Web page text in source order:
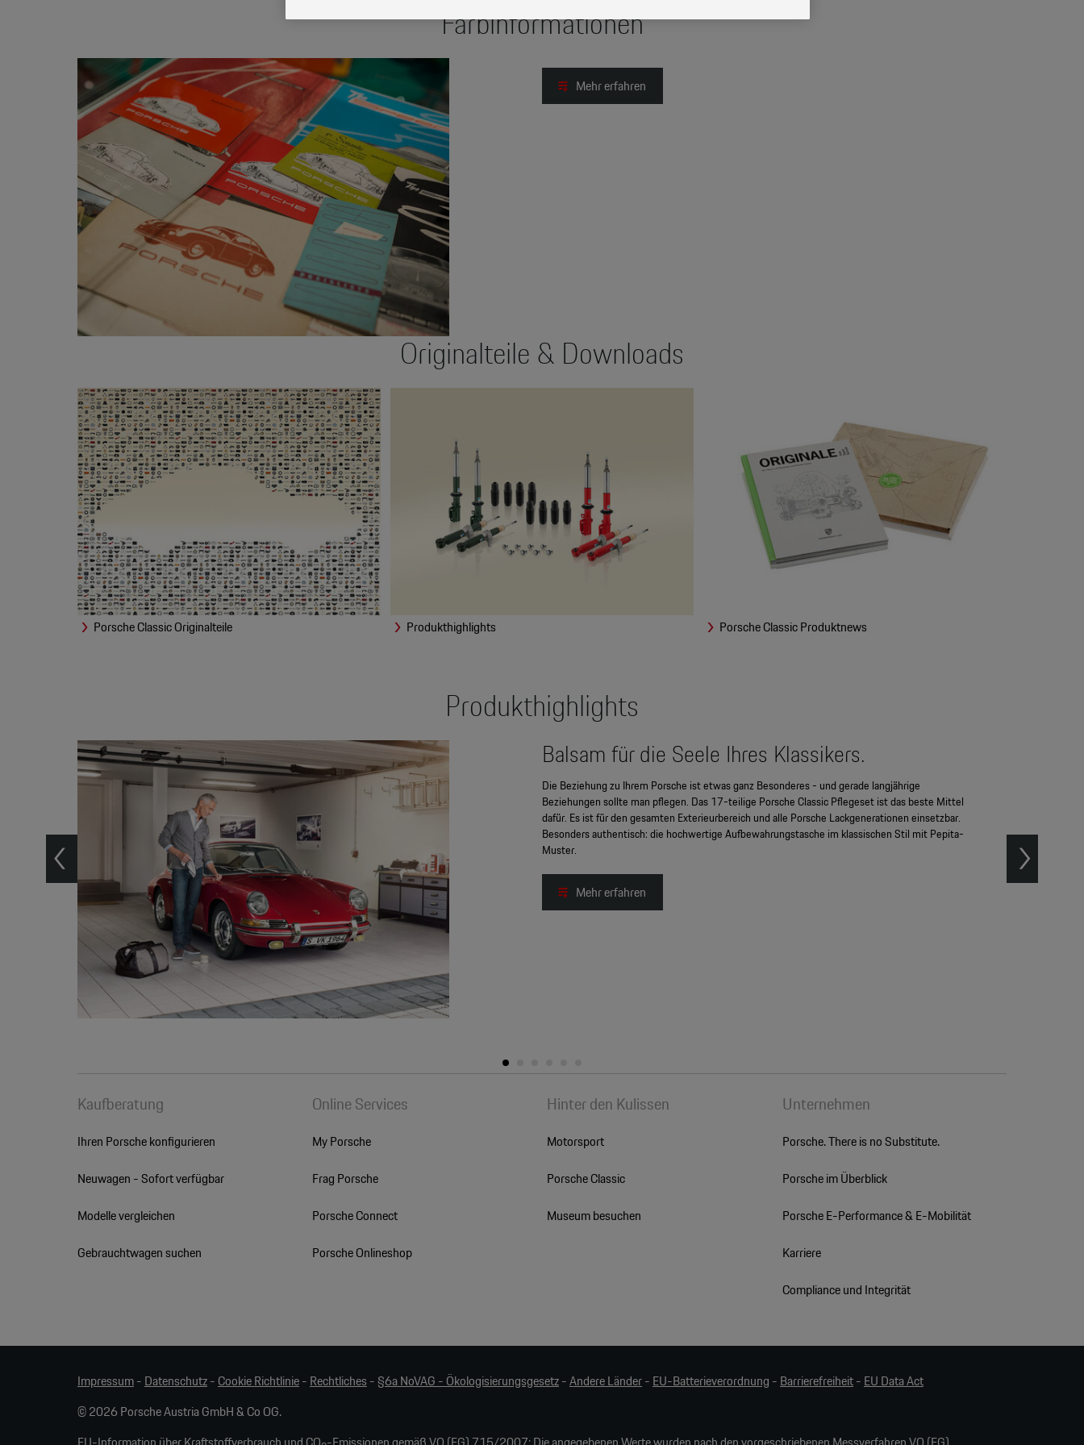
Farbinformationen
Mehr erfahren
Originalteile & Downloads
Porsche Classic Originalteile Produkthighlights Porsche Classic Produktnews
Produkthighlights
Balsam für die Seele Ihres Klassikers.
Die Beziehung zu Ihrem Porsche ist etwas ganz Besonderes - und gerade langjährige
Beziehungen sollte man pflegen. Das 17-teilige Porsche Classic Pflegeset ist das beste Mittel
dafür. Es ist für den gesamten Exterieurbereich und alle Porsche Lackgenerationen einsetzbar.
Besonders authentisch: die hochwertige Aufbewahrungstasche im klassischen Stil mit Pepita-
Muster.
Mehr erfahren
Kaufberatung
Ihren Porsche konfigurieren
Neuwagen - Sofort verfügbar
Modelle vergleichen
Gebrauchtwagen suchen
Online Services
My Porsche
Frag Porsche
Porsche Connect
Porsche Onlineshop
Hinter den Kulissen
Motorsport
Porsche Classic
Museum besuchen
Unternehmen
Porsche. There is no Substitute.
Porsche im Überblick
Porsche E-Performance & E-Mobilität
Karriere
Compliance und Integrität
Impressum-Datenschutz-Cookie Richtlinie-Rechtliches-§6a NoVAG - Ökologisierungsgesetz-Andere Länder-EU-Batterieverordnung -Barrierefreiheit-EU Data Act
© 2026 Porsche Austria GmbH & Co OG.